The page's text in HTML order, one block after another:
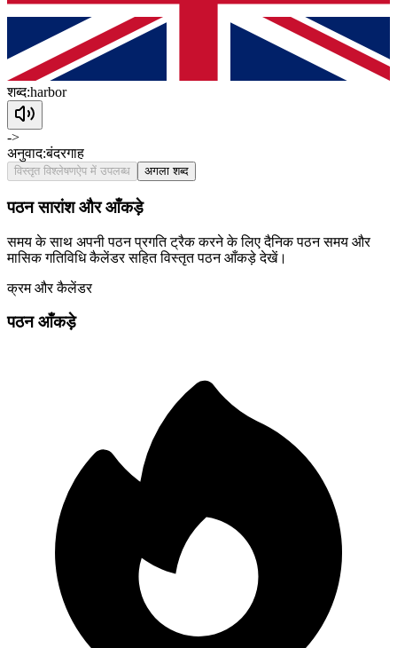
शब्द:harbor
->
अनुवाद:बंदरगाह
विस्तृत विश्लेषणऐप में उपलब्ध अगला शब्द
पठन सारांश और आँकड़े
समय के साथ अपनी पठन प्रगति ट्रैक करने के लिए दैनिक पठन समय और
मासिक गतिविधि कैलेंडर सहित विस्तृत पठन आँकड़े देखें।
क्रम और कैलेंडर
पठन आँकड़े